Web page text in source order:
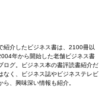
紹介したビジネス書は、2100冊以
年から開始した老舗ビジネス書
ログ。ビジネス本の書評読書紹介だ
なく、ビジネス誌やビジネステレビ
ら、興味深い情報も紹介。